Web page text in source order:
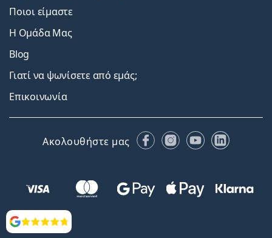
Αξιολογήσεις
Ποιοι είμαστε
Η Ομάδα Μας
Blog
Γιατί να ψωνίσετε από εμάς;
Επικοινωνία
Ακολουθήστε μας FacebookInstagram
YouTubeLinkedIn